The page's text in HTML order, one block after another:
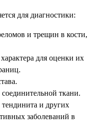
для диагностики:
и трещин в кости,
для оценки их
ткани.
тендинита и других
заболеваний в